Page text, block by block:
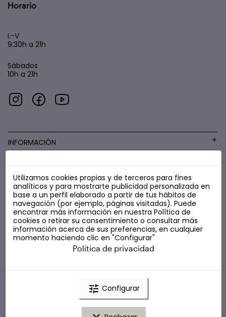
Horario
L-V
9:30h a 21h
Sábados
10h a 21h
INFORMACIÓN
COSMÉTICA LOW COST
Utilizamos cookies propias y de terceros para fines
analíticos y para mostrarte publicidad personalizada en
base a un perfil elaborado a partir de tus hábitos de
navegación (por ejemplo, páginas visitadas). Puede
encontrar más información en nuestra Política de
cookies o retirar su consentimiento o consultar más
información acerca de sus preferencias, en cualquier
momento haciendo clic en "Configurar"
Política de privacidad
tune Configurar